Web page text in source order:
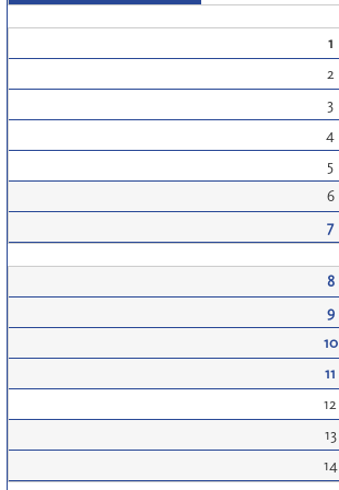
1
2
3
4
5
6
7
8
9
10
11
12
13
14